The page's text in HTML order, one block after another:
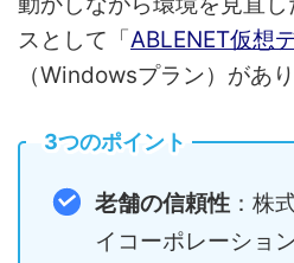
スとして「ABLENET仮想
（Windowsプラン）があり
3つのポイント
老舗の信頼性：株
イコーポレーショ